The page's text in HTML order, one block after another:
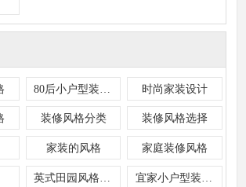
时尚家装设计
装修风格分类 装修风格选择
家装的风格 家庭装修风格